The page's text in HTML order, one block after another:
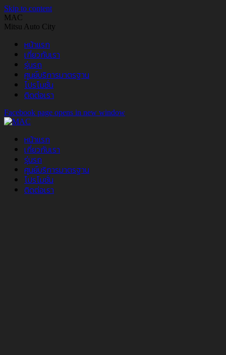
Skip to content
MAC
Mitsu Auto City
หน้าแรก
เกี่ยวกับเรา
รุ่นรถ
ศูนย์บริการมาตรฐาน
โปรโมชั่น
ติดต่อเรา
Facebook page opens in new window
หน้าแรก
เกี่ยวกับเรา
รุ่นรถ
ศูนย์บริการมาตรฐาน
โปรโมชั่น
ติดต่อเรา